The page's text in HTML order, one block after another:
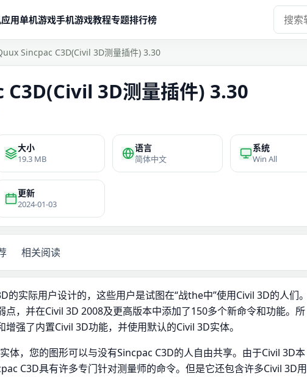
用单机游戏手机游戏教程专题排行榜
Sincpac C3D(Civil 3D测量插件) 3.30
3D测量插件) 3.30
大小
19.3 MB
语言
简体中文
系统
Win All
更新
2024-01-03
相关阅读
的实际用户设计的，这些用户是试图在“战the中”使用Civil 3D的人们。
，并在Civil 3D 2008及更高版本中添加了150多个新命令和功能。所
强了内置Civil 3D功能，并使用默认的Civil 3D实体。
体，您的图形可以与没有Sincpac C3D的人自由共享。由于Civil 3D本
C3D具有许多专门针对测量师的命令。但是它还包含许多Civil 3D用